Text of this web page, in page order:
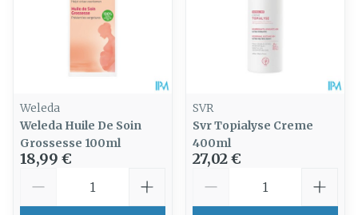
Weleda
Weleda Huile De Soin
Grossesse 100ml
18,99 €
SVR
Svr Topialyse Creme
400ml
27,02 €